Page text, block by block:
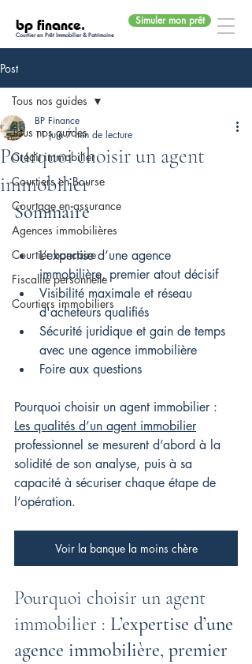
bp finance.
Courtier en Prêt Immobilier & Patrimoine
Simuler mon prêt
Post
Tous nos guides
Crédit immobilier
Courtiers en Bourse
Courtage en assurance
Agences immobilières
Courtier bancaire
Fiscalité personnelle
Courtiers immobiliers
Tous nos guides
Pourquoi choisir un agent
immobilier
BP Finance
11 juin 7 min de lecture
Sommaire
L’expertise d’une agence
immobilière, premier atout décisif
Visibilité maximale et réseau
d'acheteurs qualifiés
Sécurité juridique et gain de temps
avec une agence immobilière
Foire aux questions
Pourquoi choisir un agent immobilier :
Les qualités d’un agent immobilier
professionnel se mesurent d’abord à la
solidité de son analyse, puis à sa
capacité à sécuriser chaque étape de
l’opération.
Voir la banque la moins chère
Pourquoi choisir un agent
immobilier : L’expertise d’une
agence immobilière, premier